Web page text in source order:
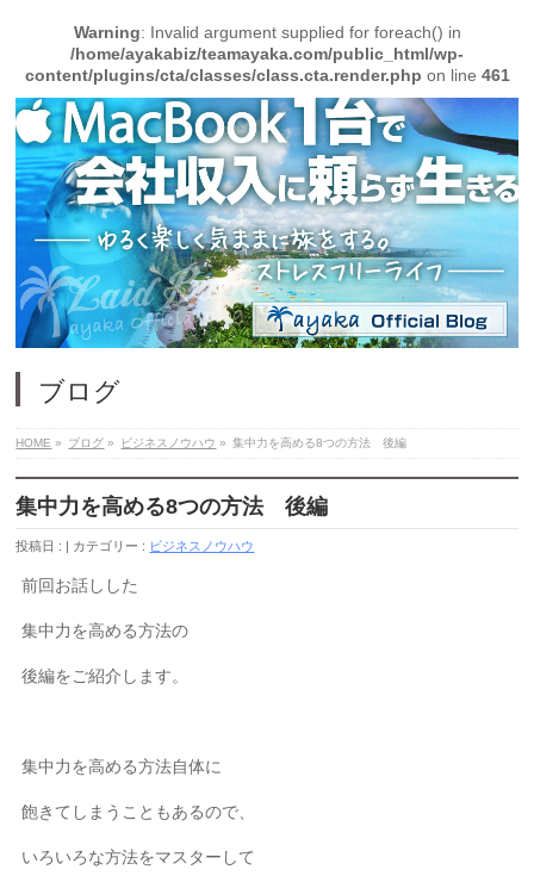
Warning: Invalid argument supplied for foreach() in
/home/ayakabiz/teamayaka.com/public_html/wp-
content/plugins/cta/classes/class.cta.render.php on line 461
ブログ
HOME » ブログ » ビジネスノウハウ » 集中力を高める8つの方法 後編
集中力を高める8つの方法 後編
投稿日 : カテゴリー : ビジネスノウハウ
前回お話しした
集中力を高める方法の
後編をご紹介します。
集中力を高める方法自体に
飽きてしまうこともあるので、
いろいろな方法をマスターして